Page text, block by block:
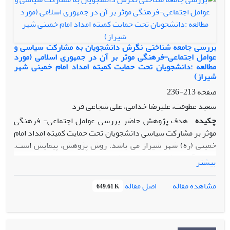
آن است که هویت های سیاسی-اجتماعی متفاوت تحت تأثیر
ایدئولوژی انقلاب اسلامی ایران با محوریت آموزه های مذهب شیعه
در مقابله با نظام سلطه و تلاش برای فرهنگ مقاومت و عربستان
سعودی با محوریت تفکر وهابیت در همکاری با نظام سلطه و در
تقابل با فرهنگ مقاومت اسلامی موجب اتخاذ سیاست های تقابل
گرایانه دو طرف در روابط دوجانبه، بحران های منطقه ای و رقابت
های بین المللی شده است. روش پژوهش توصیفی-تحلیلی و ابزار
گردآوری اطلاعات نیز اسنادی-کتابخانه ای است.
بررسی جامعه شناختی نگرش دانشجویان به مشارکت سیاسی و
عوامل اجتماعی-فرهنگی موثر بر آن در جمهوری اسلامی (مورد
مطالعه :دانشجویان تحت حمایت کمیته امداد امام خمینی شهر
شیراز)
صفحه213-236
سعید عطوفت، علیرضا خدامی، علی شجاعی فرد
چکیده هدف پژوهش حاضر بررسی عوامل اجتماعی- فرهنگی
موثر بر مشارکت سیاسی دانشجویان تحت حمایت کمیته امداد امام
خمینی (ره) شهر شیراز می باشد. روش پژوهش، پیمایش است.
جامعه آماری شامل تمامی دانشجویان تحت حمایت کمیته امداد
تعیین و با استفاده از روش نمونه‌گیری سیستماتیک انتخاب
شده‌اند. ابزار تحقیق، پرسشنامه است که برای تعیین اعتبار آن از
بیشتر
مشاهده مقاله
اصل مقاله 649.61 K